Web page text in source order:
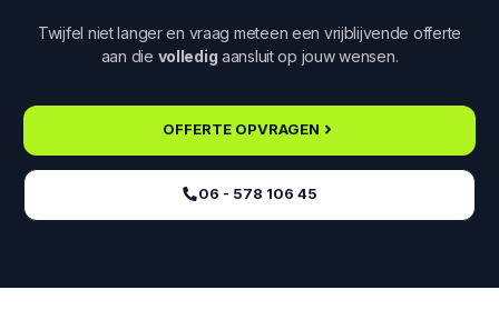
Twijfel niet langer en vraag meteen een vrijblijvende offerte
aan die volledig aansluit op jouw wensen.
OFFERTE OPVRAGEN
06 - 578 106 45‬